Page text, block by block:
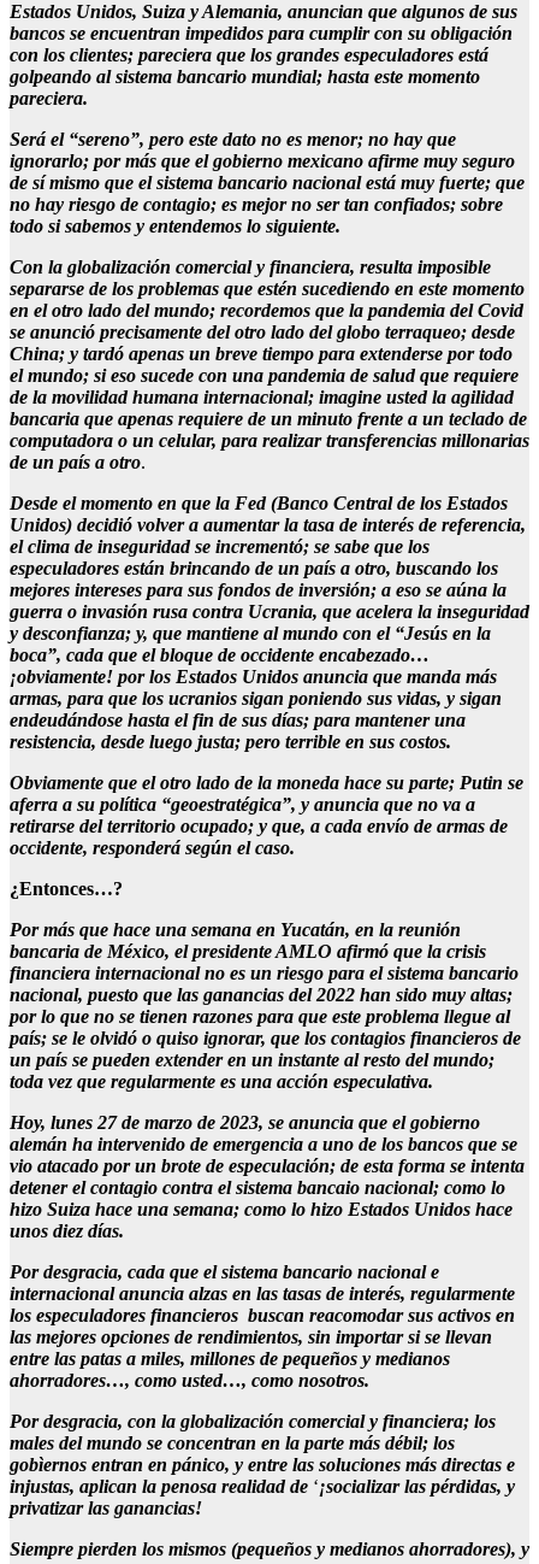
Estados Unidos, Suiza y Alemania, anuncian que algunos de sus
bancos se encuentran impedidos para cumplir con su obligación
con los clientes; pareciera que los grandes especuladores está
golpeando al sistema bancario mundial; hasta este momento
pareciera.
Será el “sereno”, pero este dato no es menor; no hay que
ignorarlo; por más que el gobierno mexicano afirme muy seguro
de sí mismo que el sistema bancario nacional está muy fuerte; que
no hay riesgo de contagio; es mejor no ser tan confiados; sobre
todo si sabemos y entendemos lo siguiente.
Con la globalización comercial y financiera, resulta imposible
separarse de los problemas que estén sucediendo en este momento
en el otro lado del mundo; recordemos que la pandemia del Covid
se anunció precisamente del otro lado del globo terraqueo; desde
China; y tardó apenas un breve tiempo para extenderse por todo
el mundo; si eso sucede con una pandemia de salud que requiere
de la movilidad humana internacional; imagine usted la agilidad
bancaria que apenas requiere de un minuto frente a un teclado de
computadora o un celular, para realizar transferencias millonarias
de un país a otro.
Desde el momento en que la Fed (Banco Central de los Estados
Unidos) decidió volver a aumentar la tasa de interés de referencia,
el clima de inseguridad se incrementó; se sabe que los
especuladores están brincando de un país a otro, buscando los
mejores intereses para sus fondos de inversión; a eso se aúna la
guerra o invasión rusa contra Ucrania, que acelera la inseguridad
y desconfianza; y, que mantiene al mundo con el “Jesús en la
boca”, cada que el bloque de occidente encabezado…
¡obviamente! por los Estados Unidos anuncia que manda más
armas, para que los ucranios sigan poniendo sus vidas, y sigan
endeudándose hasta el fin de sus días; para mantener una
resistencia, desde luego justa; pero terrible en sus costos.
Obviamente que el otro lado de la moneda hace su parte; Putin se
aferra a su política “geoestratégica”, y anuncia que no va a
retirarse del territorio ocupado; y que, a cada envío de armas de
occidente, responderá según el caso.
¿Entonces…?
Por más que hace una semana en Yucatán, en la reunión
bancaria de México, el presidente AMLO afirmó que la crisis
financiera internacional no es un riesgo para el sistema bancario
nacional, puesto que las ganancias del 2022 han sido muy altas;
por lo que no se tienen razones para que este problema llegue al
país; se le olvidó o quiso ignorar, que los contagios financieros de
un país se pueden extender en un instante al resto del mundo;
toda vez que regularmente es una acción especulativa.
Hoy, lunes 27 de marzo de 2023, se anuncia que el gobierno
alemán ha intervenido de emergencia a uno de los bancos que se
vio atacado por un brote de especulación; de esta forma se intenta
detener el contagio contra el sistema bancaio nacional; como lo
hizo Suiza hace una semana; como lo hizo Estados Unidos hace
unos diez días.
Por desgracia, cada que el sistema bancario nacional e
internacional anuncia alzas en las tasas de interés, regularmente
los especuladores financieros buscan reacomodar sus activos en
las mejores opciones de rendimientos, sin importar si se llevan
entre las patas a miles, millones de pequeños y medianos
ahorradores…, como usted…, como nosotros.
Por desgracia, con la globalización comercial y financiera; los
males del mundo se concentran en la parte más débil; los
gobìernos entran en pánico, y entre las soluciones más directas e
injustas, aplican la penosa realidad de ‘¡socializar las pérdidas, y
privatizar las ganancias!
Siempre pierden los mismos (pequeños y medianos ahorradores), y